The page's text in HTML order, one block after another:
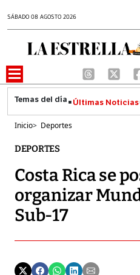
SÁBADO 08 AGOSTO 2026
Últimas Noticias
Inicio> Deportes
DEPORTES
Costa Rica se
organizar
Sub-17